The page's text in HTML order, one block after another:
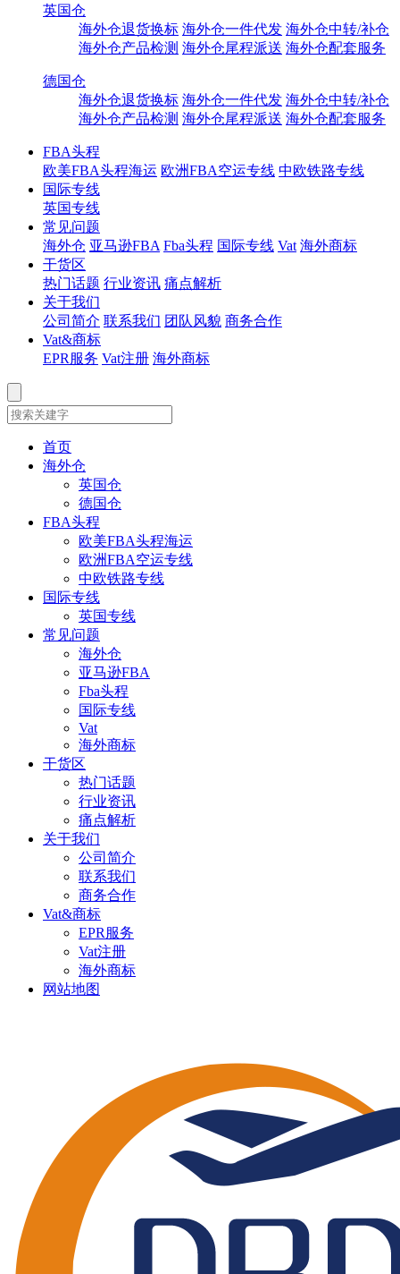
英国仓
海外仓退货换标 海外仓一件代发 海外仓中转/补仓
海外仓产品检测 海外仓尾程派送 海外仓配套服务
德国仓
海外仓退货换标 海外仓一件代发 海外仓中转/补仓
海外仓产品检测 海外仓尾程派送 海外仓配套服务
FBA头程
欧美FBA头程海运 欧洲FBA空运专线 中欧铁路专线
国际专线
英国专线
常见问题
海外仓 亚马逊FBA Fba头程 国际专线 Vat 海外商标
干货区
热门话题 行业资讯 痛点解析
关于我们
公司简介 联系我们 团队风貌 商务合作
Vat&商标
EPR服务 Vat注册 海外商标
首页
海外仓
英国仓
德国仓
FBA头程
欧美FBA头程海运
欧洲FBA空运专线
中欧铁路专线
国际专线
英国专线
常见问题
海外仓
亚马逊FBA
Fba头程
国际专线
Vat
海外商标
干货区
热门话题
行业资讯
痛点解析
关于我们
公司简介
联系我们
商务合作
Vat&商标
EPR服务
Vat注册
海外商标
网站地图